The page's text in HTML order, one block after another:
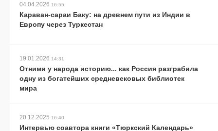
04.04.2026 16:55
Караван-сараи Баку: на древнем пути из Индии в
Европу через Туркестан
19.01.2026 14:31
Отними у народа историю... как Россия разграбила
одну из богатейших средневековых библиотек
мира
20.12.2025 16:40
Интервью соавтора книги «Тюркский Календарь»